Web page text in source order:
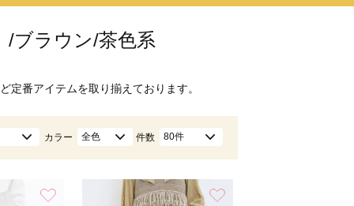
/ブラウン/茶色系
定番アイテムを取り揃えております。
カラー 全色 件数 80件